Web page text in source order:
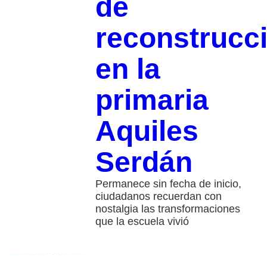
de
en la
primaria
Aquiles
Serdán
Permanece sin fecha de inicio,
ciudadanos recuerdan con
nostalgia las transformaciones
que la escuela vivió